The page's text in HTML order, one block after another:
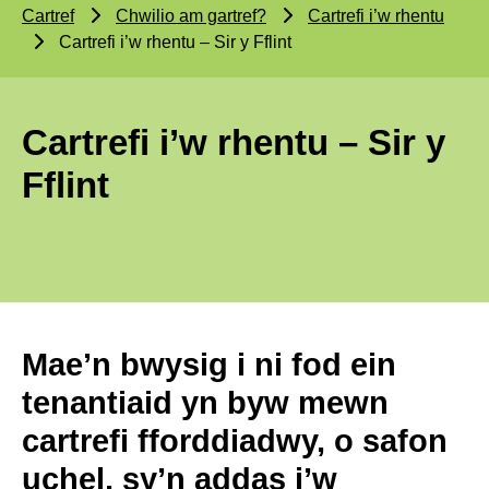
Cartref Chwilio am gartref?
Cartrefi i’w rhentu
Cartrefi i’w rhentu – Sir y Fflint
Cartrefi i’w rhentu – Sir y
Fflint
Mae’n bwysig i ni fod ein
tenantiaid yn byw mewn
cartrefi fforddiadwy, o safon
uchel, sy’n addas i’w